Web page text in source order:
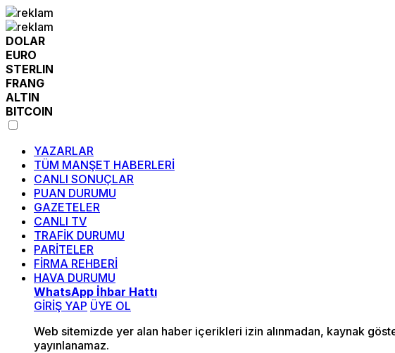
DOLAR
EURO
STERLIN
FRANG
ALTIN
BITCOIN
YAZARLAR
TÜM MANŞET HABERLERİ
CANLI SONUÇLAR
PUAN DURUMU
GAZETELER
CANLI TV
TRAFİK DURUMU
PARİTELER
FİRMA REHBERİ
HAVA DURUMU
WhatsApp İhbar Hattı
GİRİŞ YAP ÜYE OL
Web sitemizde yer alan haber içerikleri izin alınmadan, kaynak
yayınlanamaz.